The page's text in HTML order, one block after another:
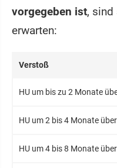
vorgegeben ist, sind
erwarten:
Verstoß
HU um bis zu 2 Monate
HU um 2 bis 4 Monate
HU um 4 bis 8 Monate